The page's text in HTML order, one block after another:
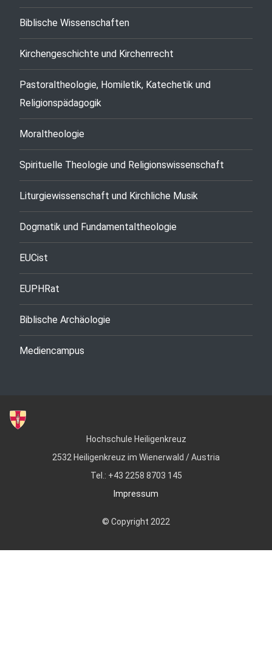
Biblische Wissenschaften
Kirchengeschichte und Kirchenrecht
Pastoraltheologie, Homiletik, Katechetik und
Religionspädagogik
Moraltheologie
Spirituelle Theologie und Religionswissenschaft
Liturgiewissenschaft und Kirchliche Musik
Dogmatik und Fundamentaltheologie
EUCist
EUPHRat
Biblische Archäologie
Mediencampus
Hochschule Heiligenkreuz
2532 Heiligenkreuz im Wienerwald / Austria
Tel.: +43 2258 8703 145
Impressum
© Copyright 2022